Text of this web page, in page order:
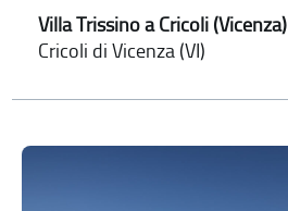
Villa Trissino a Cricoli (Vicenza)
Cricoli di Vicenza (VI)